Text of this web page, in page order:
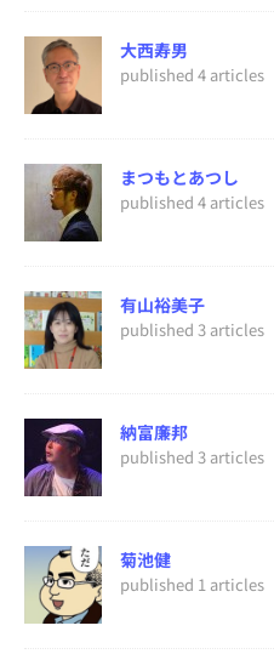
大西寿男
published 4 articles
まつもとあつし
published 4 articles
有山裕美子
published 3 articles
納富廉邦
published 3 articles
菊池健
published 1 articles